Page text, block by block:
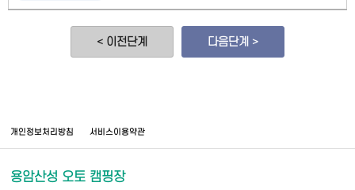
< 이전단계 다음단계 >
개인정보처리방침 서비스이용약관
용암산성 오토 캠핑장